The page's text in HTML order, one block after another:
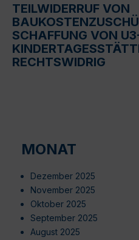
TEILWIDERRUF VON
SCHAFFUNG VON
RECHTSWIDRIG
MONAT
Dezember 2025
November 2025
Oktober 2025
September 2025
August 2025